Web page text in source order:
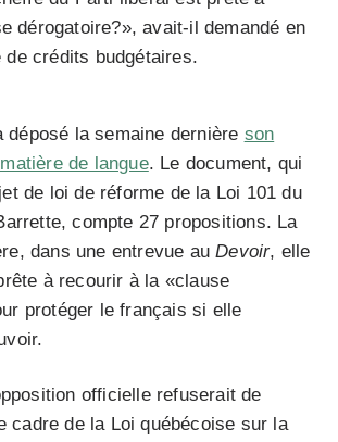
dérogatoire?», avait-il demandé en
de crédits budgétaires.
déposé la semaine dernière son
de langue. Le document, qui
de loi de réforme de la Loi 101 du
compte 27 propositions. La
dans une entrevue auDevoir, elle
à recourir à la «clause
protéger le français si elle
officielle refuserait de
cadre de la Loi québécoise sur la